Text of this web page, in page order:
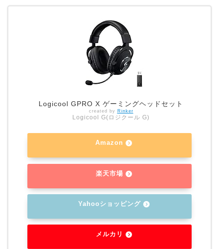
Logicool GPRO X ゲーミングヘッドセット
created by Rinker
Logicool G(ロジクール G)
Amazon
楽天市場
Yahooショッピング
メルカリ